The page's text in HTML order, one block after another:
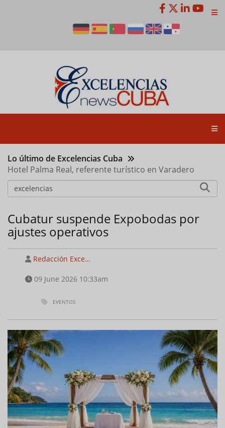
Lo último de Excelencias Cuba
Hotel Palma Real, referente turístico en Varadero
Cubatur suspende Expobodas por
ajustes operativos
Redacción Exce…
09 June 2026 10:33am
EVENTOS